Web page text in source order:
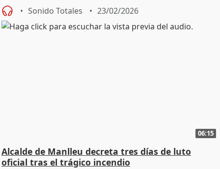
Sonido Totales 23/02/2026
06:15
Alcalde de Manlleu decreta tres días de luto
oficial tras el trágico incendio